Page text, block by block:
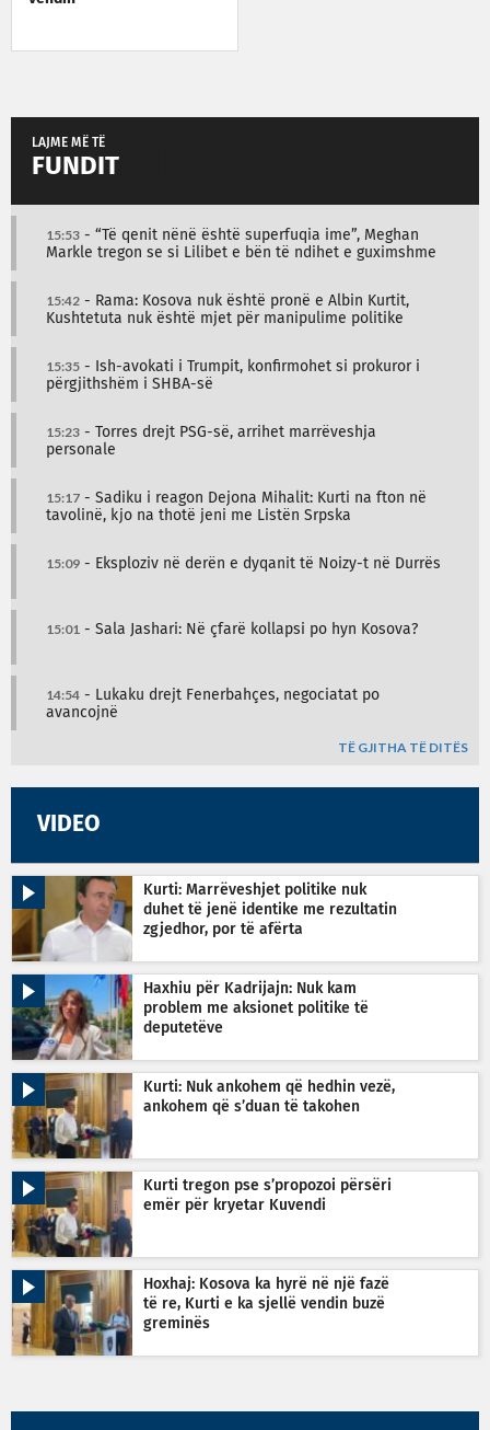
LAJME MË TË
FUNDIT
15:53 - “Të qenit nënë është superfuqia ime”, Meghan
Markle tregon se si Lilibet e bën të ndihet e guximshme
15:42 - Rama: Kosova nuk është pronë e Albin Kurtit,
Kushtetuta nuk është mjet për manipulime politike
15:35 - Ish-avokati i Trumpit, konfirmohet si prokuror i
përgjithshëm i SHBA-së
15:23 - Torres drejt PSG-së, arrihet marrëveshja
personale
15:17 - Sadiku i reagon Dejona Mihalit: Kurti na fton në
tavolinë, kjo na thotë jeni me Listën Srpska
15:09 - Eksploziv në derën e dyqanit të Noizy-t në Durrës
15:01 - Sala Jashari: Në çfarë kollapsi po hyn Kosova?
14:54 - Lukaku drejt Fenerbahçes, negociatat po
avancojnë
TË GJITHA TË DITËS
VIDEO
Kurti: Marrëveshjet politike nuk
duhet të jenë identike me rezultatin
zgjedhor, por të afërta
Haxhiu për Kadrijajn: Nuk kam
problem me aksionet politike të
deputetëve
Kurti: Nuk ankohem që hedhin vezë,
ankohem që s’duan të takohen
Kurti tregon pse s’propozoi përsëri
emër për kryetar Kuvendi
Hoxhaj: Kosova ka hyrë në një fazë
të re, Kurti e ka sjellë vendin buzë
greminës